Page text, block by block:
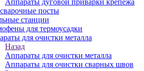
Аппараты дуговой приварки крепежа
посты
станции
для термоусадки
для очистки металла
Назад
Аппараты для очистки металла
Аппараты для очистки сварных швов